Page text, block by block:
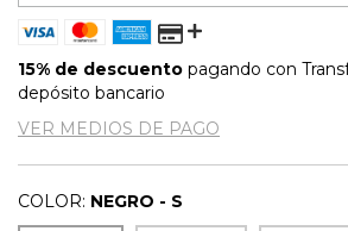
15% de descuento pagando con
depósito bancario
VER MEDIOS DE PAGO
COLOR: NEGRO - S